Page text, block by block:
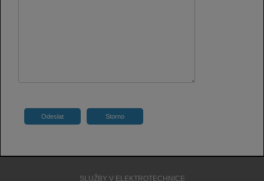
SLUŽBY V ELEKTROTECHNICE